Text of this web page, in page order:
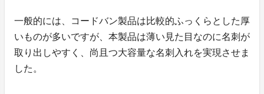
一般的には、コードバン製品は比較的ふっくらとした厚
いものが多いですが、本製品は薄い見た目なのに名刺が
取り出しやすく、尚且つ大容量な名刺入れを実現させま
した。